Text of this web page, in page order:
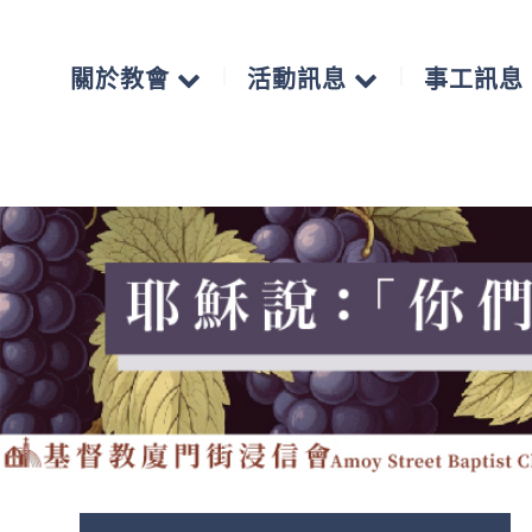
關於教會 活動訊息 事工訊息